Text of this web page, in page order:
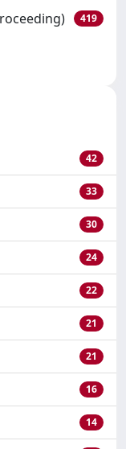
419
42
33
30
24
22
21
21
16
14